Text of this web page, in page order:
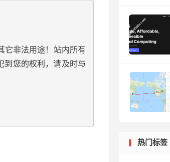
它非法用途！站内所有
到您的权利，请及时与
热门标签